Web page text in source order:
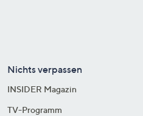
Nichts verpassen
INSIDER Magazin
TV-Programm